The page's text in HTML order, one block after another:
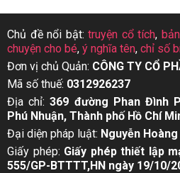
Chủ đề nổi bật:truyện cổ tích,
chuyện cho bé, ý nghĩa tên, chỉ số
Đơn vị chủ Quản: CÔNG TY CỔ
Mã số thuế: 0312926237
Địa chỉ:369 đường Phan Đình
Phú Nhuận, Thành phố Hồ Chí
Đại diện pháp luật: Nguyễn
Giấy phép: Giấy phép thiết lập
555/GP-BTTTT,HN ngày 19/10/